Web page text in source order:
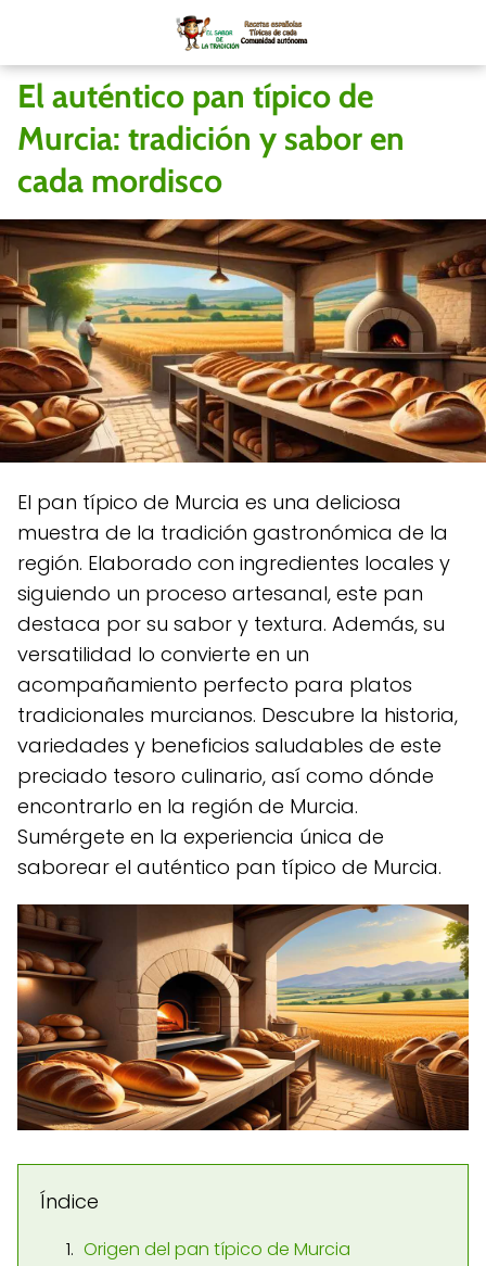
El auténtico pan típico de
Murcia: tradición y sabor en
cada mordisco
El pan típico de Murcia es una deliciosa
muestra de la tradición gastronómica de la
región. Elaborado con ingredientes locales y
siguiendo un proceso artesanal, este pan
destaca por su sabor y textura. Además, su
versatilidad lo convierte en un
acompañamiento perfecto para platos
tradicionales murcianos. Descubre la historia,
variedades y beneficios saludables de este
preciado tesoro culinario, así como dónde
encontrarlo en la región de Murcia.
Sumérgete en la experiencia única de
saborear el auténtico pan típico de Murcia.
Índice
Origen del pan típico de Murcia